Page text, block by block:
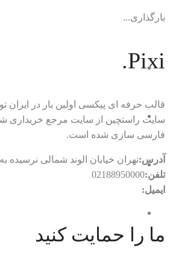
بارگذاری...
Pixi.
قالب حرفه ای پیکسی اولین بار در ایران
سایت راستچین از سایت مرجع خریداری
فارسی سازی شده است.
آدرس:تهران خیابان الوند شمالی نرسیده
تلفن:02188950000
ایمیل:
ما را حمایت کنید